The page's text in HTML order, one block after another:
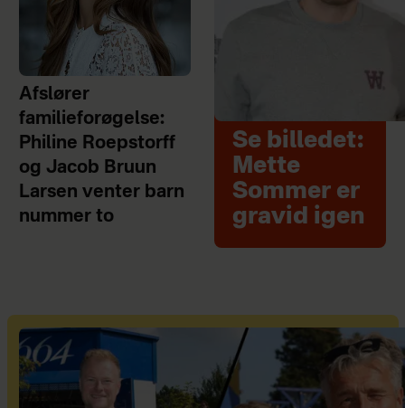
Afslører
familieforøgelse:
Philine Roepstorff
og Jacob Bruun
Larsen venter barn
nummer to
Se billedet:
Mette
Sommer er
gravid igen